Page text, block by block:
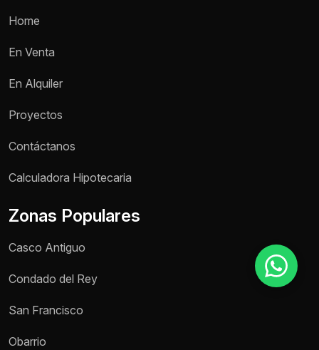
Home
En Venta
En Alquiler
Proyectos
Contáctanos
Calculadora Hipotecaria
Zonas Populares
Casco Antiguo
Condado del Rey
San Francisco
Obarrio